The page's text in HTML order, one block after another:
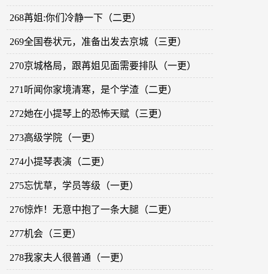
268苒姐:你们冷静一下（二更）
269全国卷状元，准备出发去京城（三更）
270京城格局，跟苒姐见面需要排队（一更）
271听闻你家境清寒，是个学渣（二更）
272她在小提琴上的恐怖天赋（三更）
273高级学院（一更）
274小提琴表演（二更）
275忘忧草，学员等级（一更）
276惊炸！无意中抱了一条大腿（二更）
277机会（三更）
278我家夫人很普通（一更）